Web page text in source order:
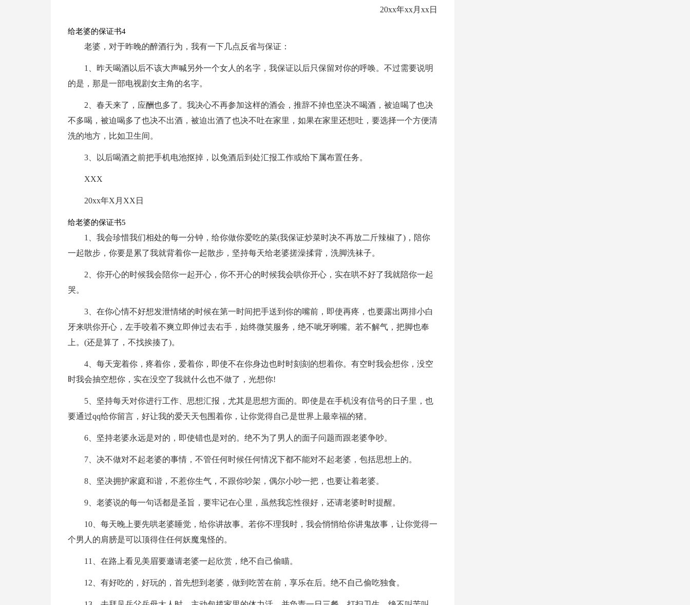
20xx年xx月xx日
给老婆的保证书4
老婆，对于昨晚的醉酒行为，我有一下几点反省与保证：
1、昨天喝酒以后不该大声喊另外一个女人的名字，我保证以后只保留对你的呼唤。不过需要说明
的是，那是一部电视剧女主角的名字。
2、春天来了，应酬也多了。我决心不再参加这样的酒会，推辞不掉也坚决不喝酒，被迫喝了也决
不多喝，被迫喝多了也决不出酒，被迫出酒了也决不吐在家里，如果在家里还想吐，要选择一个方便清
洗的地方，比如卫生间。
3、以后喝酒之前把手机电池抠掉，以免酒后到处汇报工作或给下属布置任务。
XXX
20xx年X月XX日
给老婆的保证书5
1、我会珍惜我们相处的每一分钟，给你做你爱吃的菜(我保证炒菜时决不再放二斤辣椒了)，陪你
一起散步，你要是累了我就背着你一起散步，坚持每天给老婆搓澡揉背，洗脚洗袜子。
2、你开心的时候我会陪你一起开心，你不开心的时候我会哄你开心，实在哄不好了我就陪你一起
哭。
3、在你心情不好想发泄情绪的时候在第一时间把手送到你的嘴前，即使再疼，也要露出两排小白
牙来哄你开心，左手咬着不爽立即伸过去右手，始终微笑服务，绝不呲牙咧嘴。若不解气，把脚也奉
上。(还是算了，不找挨揍了)。
4、每天宠着你，疼着你，爱着你，即使不在你身边也时时刻刻的想着你。有空时我会想你，没空
时我会抽空想你，实在没空了我就什么也不做了，光想你!
5、坚持每天对你进行工作、思想汇报，尤其是思想方面的。即使是在手机没有信号的日子里，也
要通过qq给你留言，好让我的爱天天包围着你，让你觉得自己是世界上最幸福的猪。
6、坚持老婆永远是对的，即使错也是对的。绝不为了男人的面子问题而跟老婆争吵。
7、决不做对不起老婆的事情，不管任何时候任何情况下都不能对不起老婆，包括思想上的。
8、坚决拥护家庭和谐，不惹你生气，不跟你吵架，偶尔小吵一把，也要让着老婆。
9、老婆说的每一句话都是圣旨，要牢记在心里，虽然我忘性很好，还请老婆时时提醒。
10、每天晚上要先哄老婆睡觉，给你讲故事。若你不理我时，我会悄悄给你讲鬼故事，让你觉得一
个男人的肩膀是可以顶得住任何妖魔鬼怪的。
11、在路上看见美眉要邀请老婆一起欣赏，绝不自己偷瞄。
12、有好吃的，好玩的，首先想到老婆，做到吃苦在前，享乐在后。绝不自己偷吃独食。